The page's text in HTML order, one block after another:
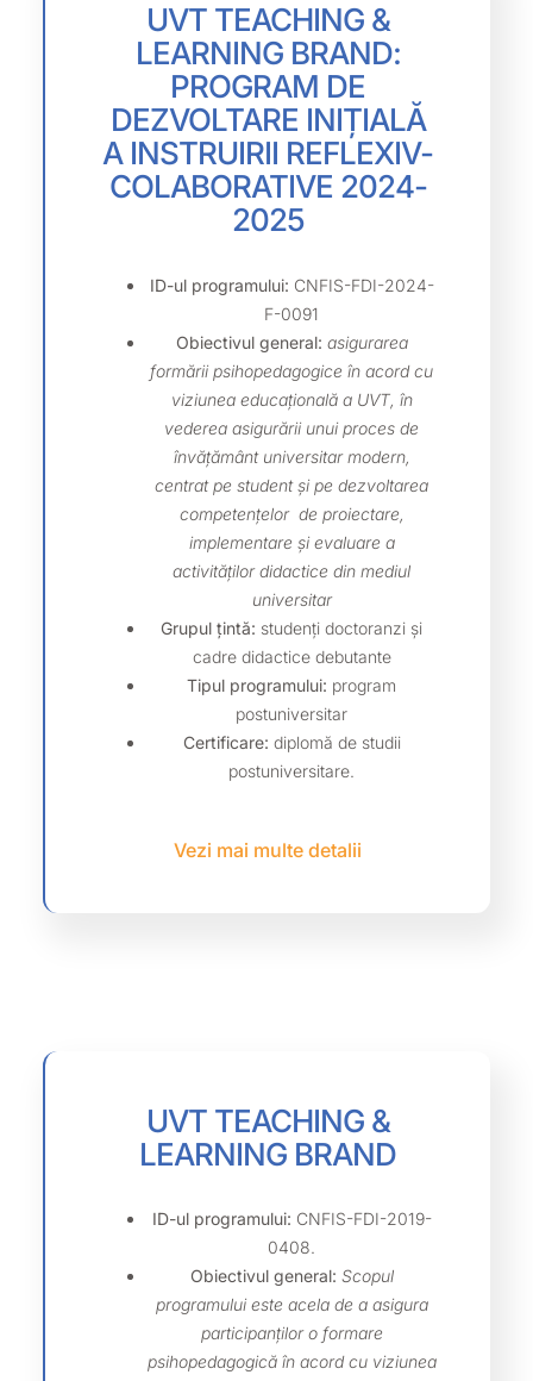
UVT TEACHING &
LEARNING BRAND:
PROGRAM DE
DEZVOLTARE INIȚIALĂ
A INSTRUIRII REFLEXIV-
COLABORATIVE 2024-
2025
ID-ul programului: CNFIS-FDI-2024-
F-0091
Obiectivul general: asigurarea
formării psihopedagogice în acord cu
viziunea educațională a UVT, în
vederea asigurării unui proces de
învățământ universitar modern,
centrat pe student și pe dezvoltarea
competențelor de proiectare,
implementare și evaluare a
activităților didactice din mediul
universitar
Grupul țintă: studenți doctoranzi și
cadre didactice debutante
Tipul programului: program
postuniversitar
Certificare: diplomă de studii
postuniversitare.
Vezi mai multe detalii
UVT TEACHING &
LEARNING BRAND
ID-ul programului: CNFIS-FDI-2019-
0408.
Obiectivul general: Scopul
programului este acela de a asigura
participanților o formare
psihopedagogică în acord cu viziunea